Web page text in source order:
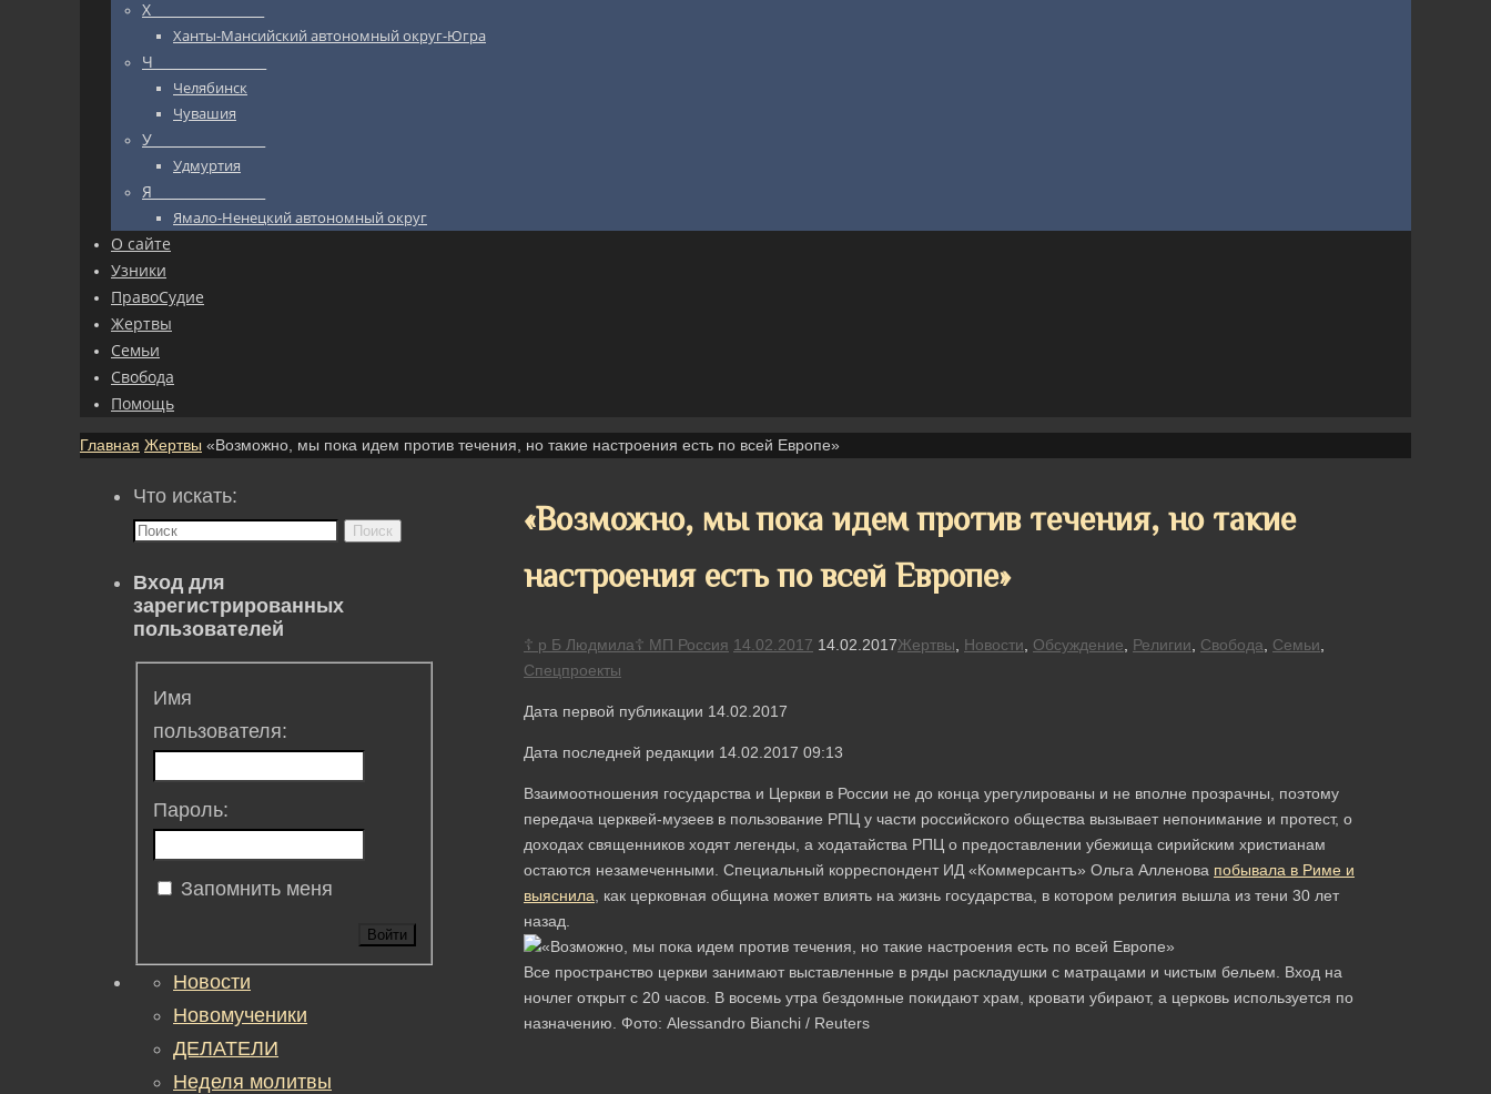
Х_________________
Ханты-Мансийский автономный округ-Югра
Ч_________________
Челябинск
Чувашия
У_________________
Удмуртия
Я_________________
Ямало-Ненецкий автономный округ
О сайте
Узники
ПравоСудие
Жертвы
Семьи
Свобода
Помощь
Главная Жертвы «Возможно, мы пока идем против течения, но такие настроения есть по всей Европе»
«Возможно, мы пока идем против течения, но такие
настроения есть по всей Европе»
☦ р Б Людмила☦ МП Россия 14.02.2017 14.02.2017Жертвы Новости Обсуждение Религии Свобода Семьи
Спецпроекты
Дата первой публикации 14.02.2017
Дата последней редакции 14.02.2017 09:13
Взаимоотношения государства и Церкви в России не до конца урегулированы и не вполне прозрачны, поэтому
передача церквей-музеев в пользование РПЦ у части российского общества вызывает непонимание и протест, о
доходах священников ходят легенды, а ходатайства РПЦ о предоставлении убежища сирийским христианам
остаются незамеченными. Специальный корреспондент ИД «Коммерсантъ» Ольга Алленова побывала в Риме и
выяснила , как церковная община может влиять на жизнь государства, в котором религия вышла из тени 30 лет
назад.
Все пространство церкви занимают выставленные в ряды раскладушки с матрацами и чистым бельем. Вход на
ночлег открыт с 20 часов. В восемь утра бездомные покидают храм, кровати убирают, а церковь используется по
назначению. Фото: Alessandro Bianchi / Reuters
Что искать:
Поиск
Вход для
зарегистрированных
пользователей
Имя
пользователя:
Пароль:
Запомнить меня
Войти
Новости
Новомученики
ДЕЛАТЕЛИ
Неделя молитвы